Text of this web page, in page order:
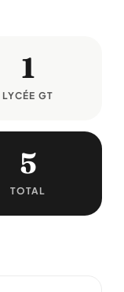
1
LYCÉE GT
5
TOTAL